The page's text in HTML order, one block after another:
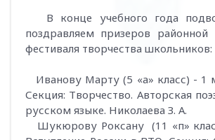
В конце учебного года
поздравляем призеров районной
фестиваля творчества школьников:
Иванову Марту (5 «а» класс) - 1
Секция: Творчество. Авторская
русском языке. Николаева З. А.
Шукюрову Роксану (11 «п»